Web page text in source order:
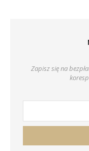
Zapisz się na